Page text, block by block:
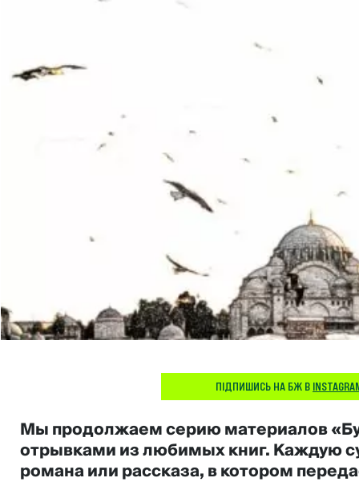
ПІДПИШИСЬ НА БЖ В
Мы продолжаем серию материалов
отрывками из любимых книг. Каждую
романа или рассказа, в котором